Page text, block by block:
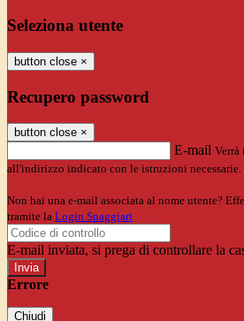
Seleziona utente
button close ×
Recupero password
button close ×
E-mail Verrà
all'indirizzo indicato con le istruzioni necessarie.
Non hai una e-mail associata al nome utente?
tramite la Login Spaggiari
E-mail inviata, si prega di controllare la
Errore
Chiudi